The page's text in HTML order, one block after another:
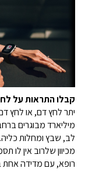
קבלו התראות על
מיליארד מבוגרים
לב, שבץ ומחלות
מכיוון שלרוב אין לו
רופא, עם מדידה אחת